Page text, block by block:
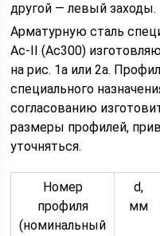
другой — левый заходы.
Арматурную сталь
Ас-II (Ас300)
на рис. 1а или 2а.
специального
согласованию
размеры профилей,
уточняться.
Номер
профиля
(номинальный
d,
мм